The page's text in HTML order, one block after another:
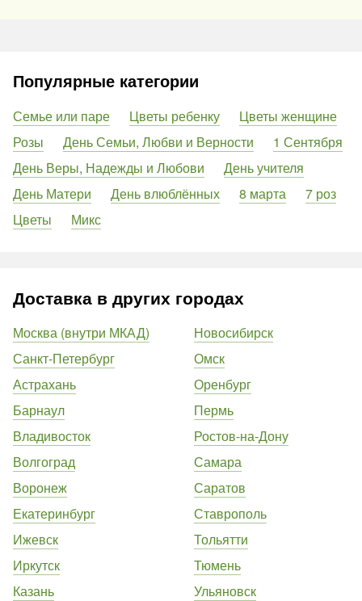
Популярные категории
Семье или паре Цветы ребенку
Цветы женщине
Розы
День Семьи, Любви и Верности
1 Сентября
День Веры, Надежды и Любови
День учителя
День Матери
День влюблённых 8 марта
7 роз
Цветы
Микс
Доставка в других городах
Москва (внутри МКАД)
Санкт-Петербург
Астрахань
Барнаул
Владивосток
Волгоград
Воронеж
Екатеринбург
Ижевск
Иркутск
Казань
Новосибирск
Омск
Оренбург
Пермь
Ростов-на-Дону
Самара
Саратов
Ставрополь
Тольятти
Тюмень
Ульяновск